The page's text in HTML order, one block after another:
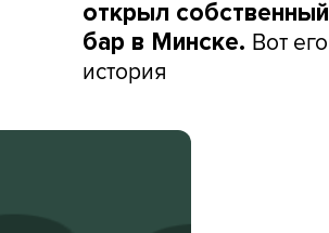
открыл собственный
бар в Минске. Вот его
история